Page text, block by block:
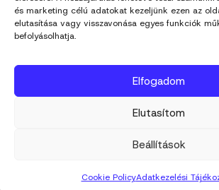
és marketing célú adatokat kezeljünk ezen az
elutasítása vagy visszavonása egyes funkciók
befolyásolhatja.
Elfogadom
Elutasítom
Beállítások
Cookie PolicyAdatkezelési
Impresszum
Kapcsolat
hello@mivagyunk.hu